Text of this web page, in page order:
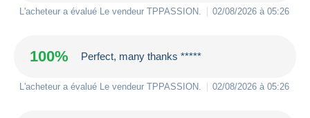
L'acheteur a évalué Le vendeur TPPASSION 02/08/2026 à 05:26
100% Perfect, many thanks *****
L'acheteur a évalué Le vendeur TPPASSION 02/08/2026 à 05:26